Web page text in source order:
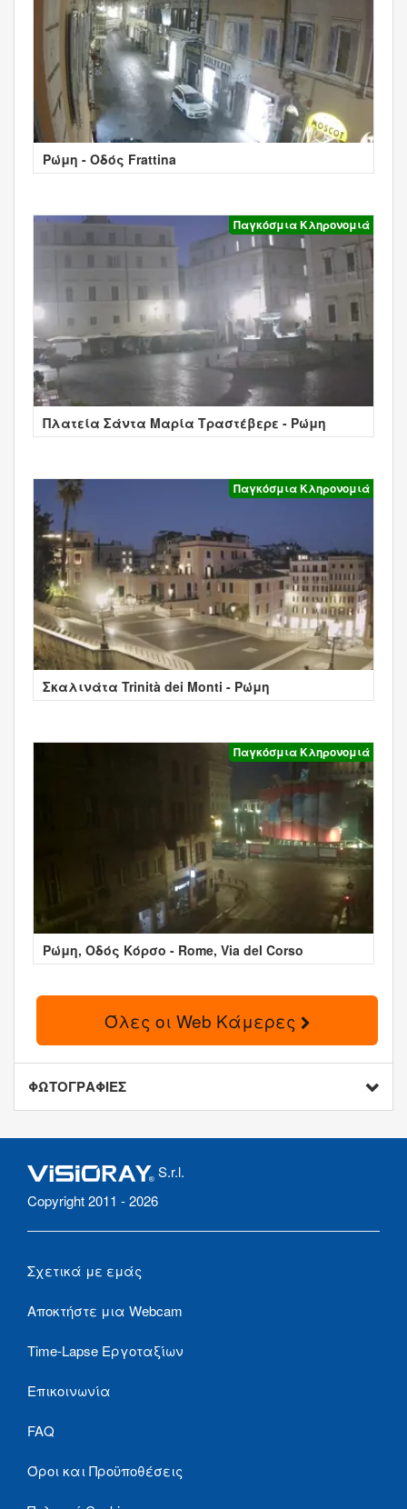
Ρώμη - Οδός Frattina
Παγκόσμια Κληρονομιά
Πλατεία Σάντα Μαρία Τραστέβερε - Ρώμη
Παγκόσμια Κληρονομιά
Σκαλινάτα Trinità dei Monti - Ρώμη
Παγκόσμια Κληρονομιά
Ρώμη, Οδός Κόρσο - Rome, Via del Corso
Όλες οι Web Κάμερες
ΦΩΤΟΓΡΑΦΙΕΣ
S.r.l.
Copyright 2011 - 2026
Σχετικά με εμάς
Αποκτήστε μια Webcam
Time-Lapse Εργοταξίων
Επικοινωνία
FAQ
Όροι και Προϋποθέσεις